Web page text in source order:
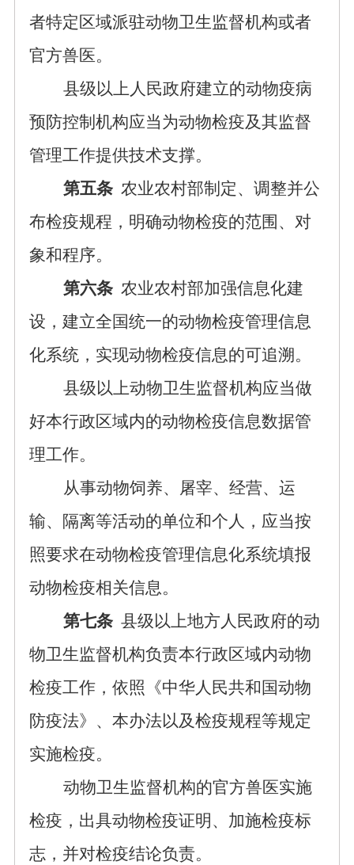
者特定区域派驻动物卫生监督机构或者
官方兽医。
县级以上人民政府建立的动物疫病
预防控制机构应当为动物检疫及其监督
管理工作提供技术支撑。
第五条 农业农村部制定、调整并公
布检疫规程，明确动物检疫的范围、对
象和程序。
第六条 农业农村部加强信息化建
设，建立全国统一的动物检疫管理信息
化系统，实现动物检疫信息的可追溯。
县级以上动物卫生监督机构应当做
好本行政区域内的动物检疫信息数据管
理工作。
从事动物饲养、屠宰、经营、运
输、隔离等活动的单位和个人，应当按
照要求在动物检疫管理信息化系统填报
动物检疫相关信息。
第七条 县级以上地方人民政府的动
物卫生监督机构负责本行政区域内动物
检疫工作，依照《中华人民共和国动物
防疫法》、本办法以及检疫规程等规定
实施检疫。
动物卫生监督机构的官方兽医实施
检疫，出具动物检疫证明、加施检疫标
志，并对检疫结论负责。